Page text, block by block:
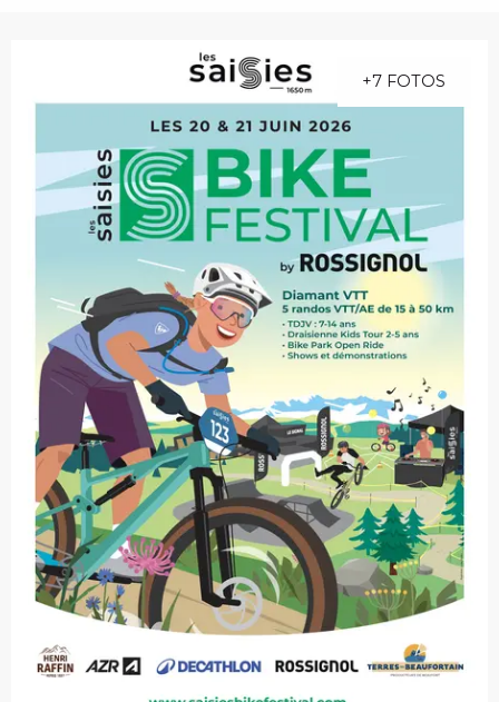
+7 FOTOS